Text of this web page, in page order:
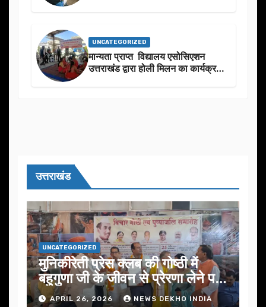
UNCATEGORIZED
मान्यता प्राप्त विद्यालय एसोसिएशन
उत्तराखंड द्वारा होली मिलन का कार्यक्रम
उत्तराखंड
UNCATEGORIZED
मुनिकीरेती प्रेस क्लब की गोष्ठी में
बहुगुणा जी के जीवन से प्रेरणा लेने पर
जोरAPRIL 26, 2026 NEWS DEKHO INDIA